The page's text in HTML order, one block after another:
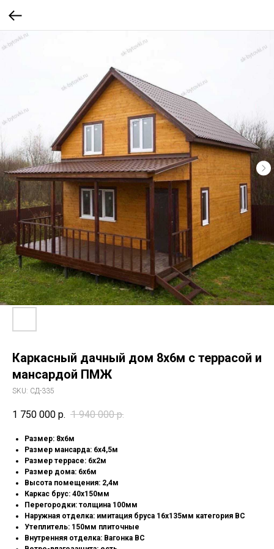
Каркасный дачный дом 8х6м с террасой и
мансардой ПМЖ
SKU: СД-335
1 750 000 р. 1 940 000 р.
Pазмep: 8х6м
Размер мансарда: 6х4,5м
Размер террасе: 6х2м
Размер дома: 6х6м
Высота помещения: 2,4м
Каркас брус: 40х150мм
Перегородки: толщина 100мм
Наружная отделка: имитация бруса 16х135мм категория ВС
Утеплитель: 150мм плиточные
Внутренняя отделка: Вагонка ВС